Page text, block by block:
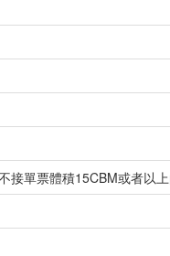
接單票體積15CBM或者以